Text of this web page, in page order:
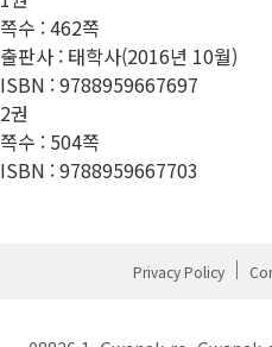
쪽수 : 462쪽
출판사 : 태학사(2016년 10월)
ISBN : 9788959667697
2권
쪽수 : 504쪽
ISBN : 9788959667703
Privacy Policy